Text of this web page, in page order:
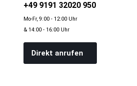
+49 9191 32020 950
Mo-Fr, 9:00 - 12:00 Uhr
& 14:00 - 16:00 Uhr
Direkt anrufen